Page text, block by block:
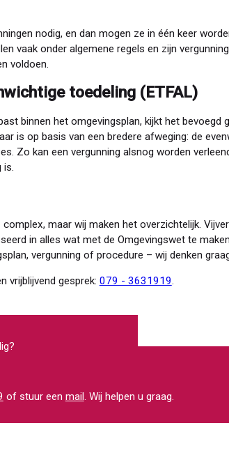
nodig, en dan mogen ze in één keer
vaak onder algemene regels en zijn
voldoen.
toedeling (ETFAL)
binnen het omgevingsplan, kijkt het bevoegd
is op basis van een bredere afweging: de
Zo kan een vergunning alsnog worden
is.
maar wij maken het overzichtelijk.
in alles wat met de Omgevingswet te
vergunning of procedure – wij denken
vrijblijvend gesprek: 079 - 3631919.
of stuur een mail. Wij helpen u graag.